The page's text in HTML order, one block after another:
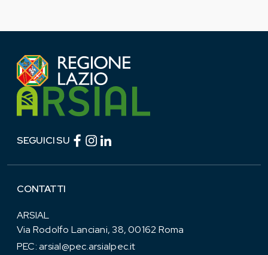
SEGUICI SU Facebook (link esterno)
Instagram (link esterno)
CONTATTI
ARSIAL
Via Rodolfo Lanciani, 38, 00162 Roma
PEC:arsial@pec.arsialpec.it